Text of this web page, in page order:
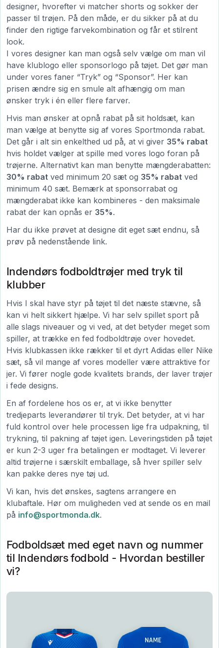
designer, hvorefter vi matcher shorts og sokker der
passer til trøjen. På den måde, er du sikker på at du
finder den rigtige farvekombination og får et stilrent
look.
I vores designer kan man også selv vælge om man vil
have klublogo eller sponsorlogo på tøjet. Det gør man
under vores faner “Tryk” og “Sponsor”. Her kan
prisen ændre sig en smule alt afhængig om man
ønsker tryk i én eller flere farver.
Hvis man ønsker at opnå rabat på sit holdsæt, kan
man vælge at benytte sig af vores Sportmonda rabat.
Det går i alt sin enkelthed ud på, at vi giver 35% rabat
hvis holdet vælger at spille med vores logo foran på
trøjerne. Alternativt kan man benytte mængderabatten:
30% rabat ved minimum 20 sæt og 35% rabat ved
minimum 40 sæt. Bemærk at sponsorrabat og
mængderabat ikke kan kombineres - den maksimale
rabat der kan opnås er 35%.
Har du ikke prøvet at designe dit eget sæt endnu, så
prøv på nedenstående link.
Indendørs fodboldtrøjer med tryk til
klubber
Hvis I skal have styr på tøjet til det næste stævne, så
kan vi helt sikkert hjælpe. Vi har selv spillet sport på
alle slags niveauer og vi ved, at det betyder meget som
spiller, at trække en fed fodboldtrøje over hovedet.
Hvis klubkassen ikke rækker til et dyrt Adidas eller Nike
sæt, så vil mange af vores modeller være attraktive for
jer. Vi fører nogle gode kvalitets brands, der laver trøjer
i fede designs.
En af fordelene hos os er, at vi ikke benytter
tredjeparts leverandører til tryk. Det betyder, at vi har
fuld kontrol over hele processen lige fra udpakning, til
trykning, til pakning af tøjet igen. Leveringstiden på tøjet
er kun 2-3 uger fra betalingen er modtaget. Vi leverer
altid trøjerne i særskilt emballage, så hver spiller selv
kan pakke deres nye tøj ud.
Vi kan, hvis det ønskes, sagtens arrangere en
klubaftale. Hør om muligheden ved at sende os en mail
på info@sportmonda.dk.
Fodboldsæt med eget navn og nummer
til Indendørs fodbold - Hvordan bestiller
vi?